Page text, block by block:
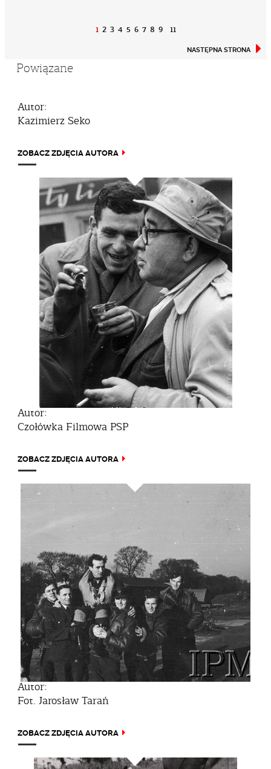
1 2 3 4 5 6 7 8 9
NASTĘPNA STRONA
11
Powiązane
Autor:
Kazimierz Seko
ZOBACZ ZDJĘCIA AUTORA
Autor:
Czołówka Filmowa PSP
ZOBACZ ZDJĘCIA AUTORA
Autor:
Fot. Jarosław Tarań
ZOBACZ ZDJĘCIA AUTORA